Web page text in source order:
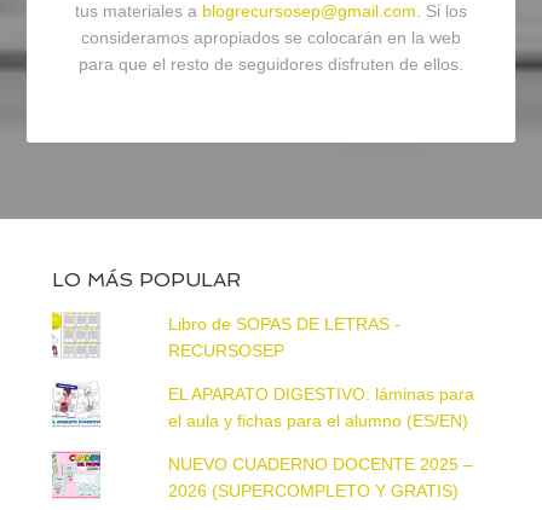
tus materiales a blogrecursosep@gmail.com. Si los
consideramos apropiados se colocarán en la web
para que el resto de seguidores disfruten de ellos.
LO MÁS POPULAR
Libro de SOPAS DE LETRAS -
RECURSOSEP
EL APARATO DIGESTIVO: láminas para
el aula y fichas para el alumno (ES/EN)
NUEVO CUADERNO DOCENTE 2025 –
2026 (SUPERCOMPLETO Y GRATIS)